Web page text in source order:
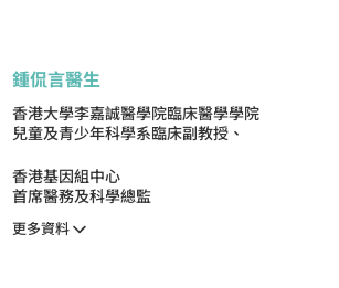
鍾侃言醫生
香港大學李嘉誠醫學院臨床醫學學院
兒童及青少年科學系臨床副教授、
香港基因組中心
首席醫務及科學總監
更多資料